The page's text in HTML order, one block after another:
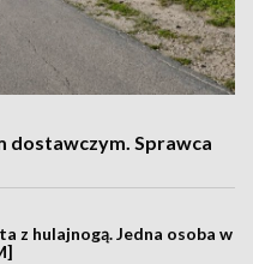
dostawczym. Sprawca
z hulajnogą. Jedna osoba w